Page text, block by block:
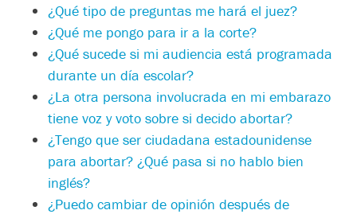
¿Qué tipo de preguntas me hará el juez?
¿Qué me pongo para ir a la corte?
¿Qué sucede si mi audiencia está programada
durante un día escolar?
¿La otra persona involucrada en mi embarazo
tiene voz y voto sobre si decido abortar?
¿Tengo que ser ciudadana estadounidense
para abortar? ¿Qué pasa si no hablo bien
inglés?
¿Puedo cambiar de opinión después de